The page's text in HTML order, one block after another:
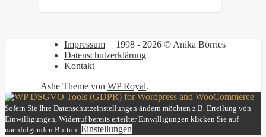
1998 - 2026 © Anika Börries
Impressum
Datenschutzerklärung
Kontakt
Ashe Theme von WP Royal.
Sofern Sie Ihre Datenschutzeinstellungen ändern möchten z.B. Erteilung von
Einwilligungen, Widerruf bereits erteilter Einwilligungen klicken Sie auf
nachfolgenden Button. Einstellungen